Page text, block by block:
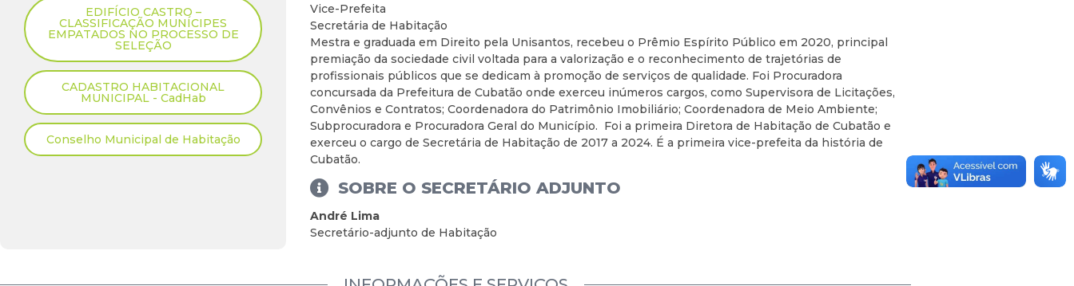
EDIFÍCIO CASTRO –
CLASSIFICAÇÃO MUNÍCIPES
EMPATADOS NO PROCESSO DE
SELEÇÃO
CADASTRO HABITACIONAL
MUNICIPAL - CadHab
Conselho Municipal de Habitação
Vice-Prefeita
Secretária de Habitação
Mestra e graduada em Direito pela Unisantos, recebeu o Prêmio Espírito Público em 2020, principal
premiação da sociedade civil voltada para a valorização e o reconhecimento de trajetórias de
profissionais públicos que se dedicam à promoção de serviços de qualidade. Foi Procuradora
concursada da Prefeitura de Cubatão onde exerceu inúmeros cargos, como Supervisora de Licitações,
Convênios e Contratos; Coordenadora do Patrimônio Imobiliário; Coordenadora de Meio Ambiente;
Subprocuradora e Procuradora Geral do Município. Foi a primeira Diretora de Habitação de Cubatão e
exerceu o cargo de Secretária de Habitação de 2017 a 2024. É a primeira vice-prefeita da história de
Cubatão.
SOBRE O SECRETÁRIO ADJUNTO
André Lima
Secretário-adjunto de Habitação